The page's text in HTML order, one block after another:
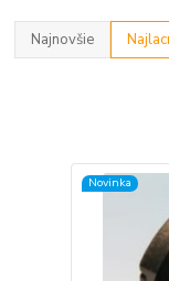
Najnovšie
Novinka